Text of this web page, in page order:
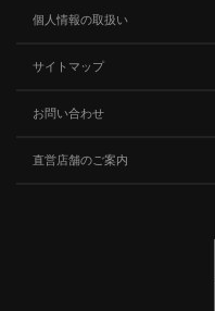
個人情報の取扱い
サイトマップ
お問い合わせ
直営店舗のご案内